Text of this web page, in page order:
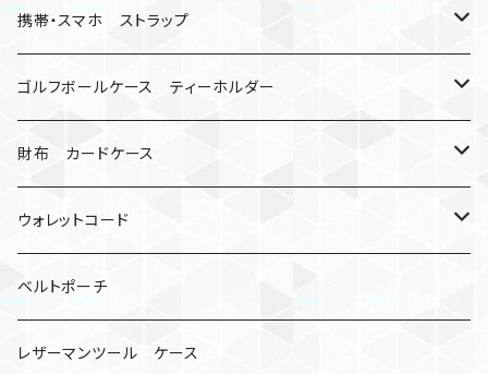
人形
忍者
ミイラ
キャンプ道具
ナット
レザーマン
マルチツール
オニヤンマ
バックル
マッドマックス
携帯・スマホ ストラップ
ネックストラップ・ショルダーストラップ
ハンドストラップ
リングストラップ
ゴルフボールケース ティーホルダー
ゴルフマーカー
ゴルフボールケース
ティーホルダー
財布 カードケース
コインケース
チューブ
コインケース
紙
ウォレットコード
2カラー
ベルトポーチ
レザーマンツール ケース